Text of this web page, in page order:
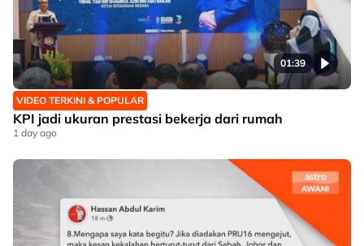
01:39
VIDEO TERKINI & POPULAR
KPI jadi ukuran prestasi bekerja dari rumah
1 day ago